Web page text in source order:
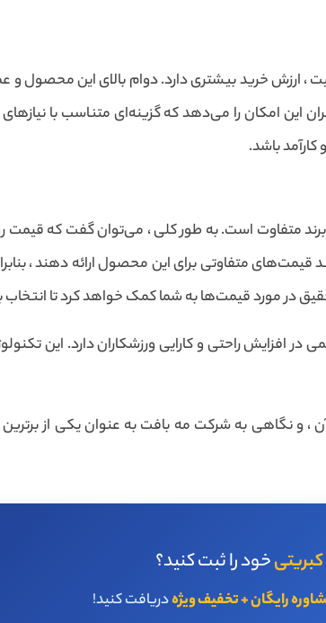
ارزش خرید بیشتری دارد. دوام بالای این محصول و
این امکان را می‌دهد که گزینه‌ای متناسب با
باشد.
متفاوت است. به طور کلی ، می‌توان گفت که قیمت
متفاوتی برای این محصول ارائه دهند ،
در مورد قیمت‌ها به شما کمک خواهد کرد تا انتخاب
راحتی و کارایی ورزشکاران دارد. این
، و نگاهی به شرکت مه بافت به عنوان یکی از
خود را ثبت کنید؟
رایگان + تخفیف ویژهدریافت کنید!